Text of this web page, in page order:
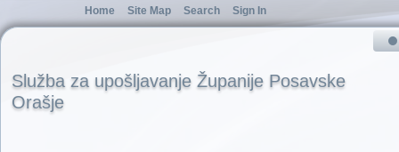
Služba za upošljavanje Županije Posavske
Orašje
Home Site Map Search Sign In